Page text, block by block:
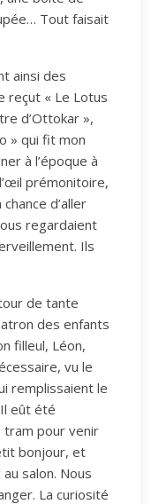
Tout faisait
ainsi des
reçut « Le Lotus
d’Ottokar »,
» qui fit mon
à l’époque à
prémonitoire,
d’aller
regardaient
Ils
de tante
des enfants
filleul, Léon,
vu le
remplissaient le
eût été
tram pour venir
bonjour, et
salon. Nous
La curiosité